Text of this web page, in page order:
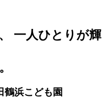
一人ひとりが輝
鶴浜こども園